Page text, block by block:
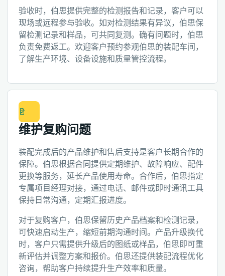
验收时，伯思提供完整的检测报告和记录，客户可以
现场或远程参与验收。如对检测结果有异议，伯思保
留检测记录和样品，可共同复测。确有问题时，伯思
负责免费返工。欢迎客户预约参观伯思的装配车间，
了解生产环境、设备设施和质量管控流程。
维护复购问题
装配完成后的产品维护和售后支持是客户长期合作的
保障。伯思根据合同提供定期维护、故障响应、配件
更换等服务，延长产品使用寿命。合作后，伯思指定
专属项目经理对接，通过电话、邮件或即时通讯工具
保持日常沟通，定期汇报进度。
对于复购客户，伯思保留历史产品档案和检测记录，
可快速启动生产，缩短前期沟通时间。产品升级换代
时，客户只需提供升级后的图纸或样品，伯思即可重
新评估并调整方案和报价。伯思还提供装配流程优化
咨询，帮助客户持续提升生产效率和质量。